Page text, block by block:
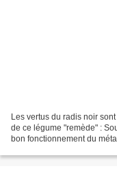
Les vertus du radis noir
de ce légume "remède" :
bon fonctionnement du